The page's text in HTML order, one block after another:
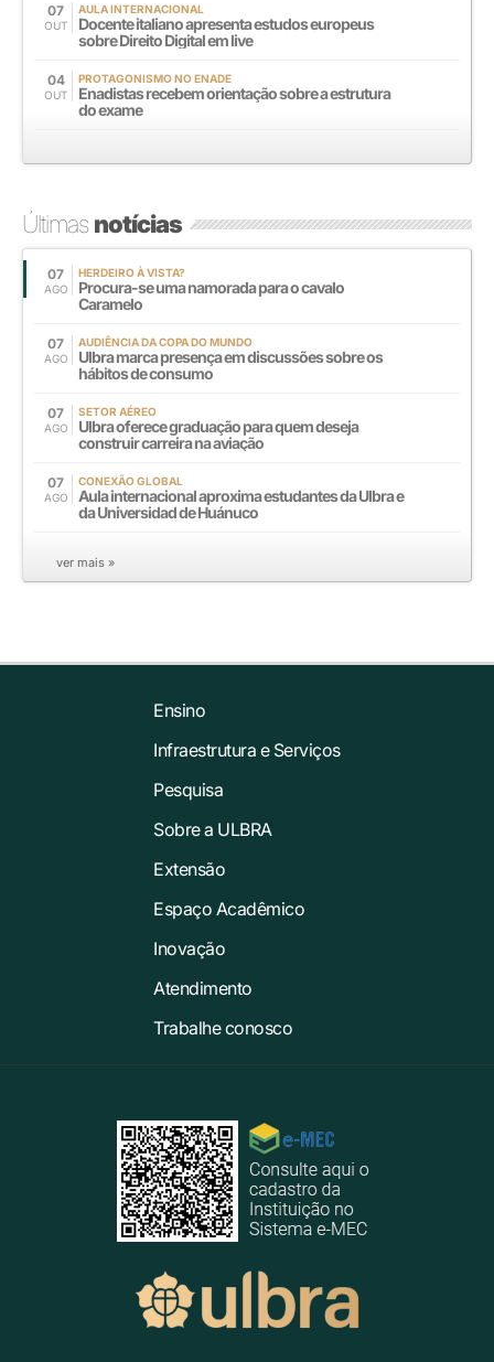
07
OUT
AULA INTERNACIONAL
Docente italiano apresenta estudos europeus
sobre Direito Digital em live
04
OUT
PROTAGONISMO NO ENADE
Enadistas recebem orientação sobre a estrutura
do exame
Últimasnotícias
07
AGO
HERDEIRO À VISTA?
Procura-se uma namorada para o cavalo
Caramelo
07
AGO
AUDIÊNCIA DA COPA DO MUNDO
Ulbra marca presença em discussões sobre os
hábitos de consumo
07
AGO
SETOR AÉREO
Ulbra oferece graduação para quem deseja
construir carreira na aviação
07
AGO
CONEXÃO GLOBAL
Aula internacional aproxima estudantes da Ulbra e
da Universidad de Huánuco
ver mais »
Ensino
Infraestrutura e Serviços
Pesquisa
Sobre a ULBRA
Extensão
Espaço Acadêmico
Inovação
Atendimento
Trabalhe conosco